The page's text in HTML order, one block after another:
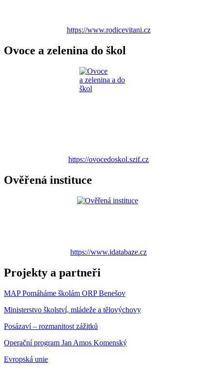
https://www.rodicevitani.cz
Ovoce a zelenina do škol
https://ovocedoskol.szif.cz
Ověřená instituce
https://www.idatabaze.cz
Projekty a partneři
MAP Pomáháme školám ORP Benešov
Ministerstvo školství, mládeže a tělovýchovy
Posázaví – rozmanitost zážitků
Operační program Jan Amos Komenský
Evropská unie